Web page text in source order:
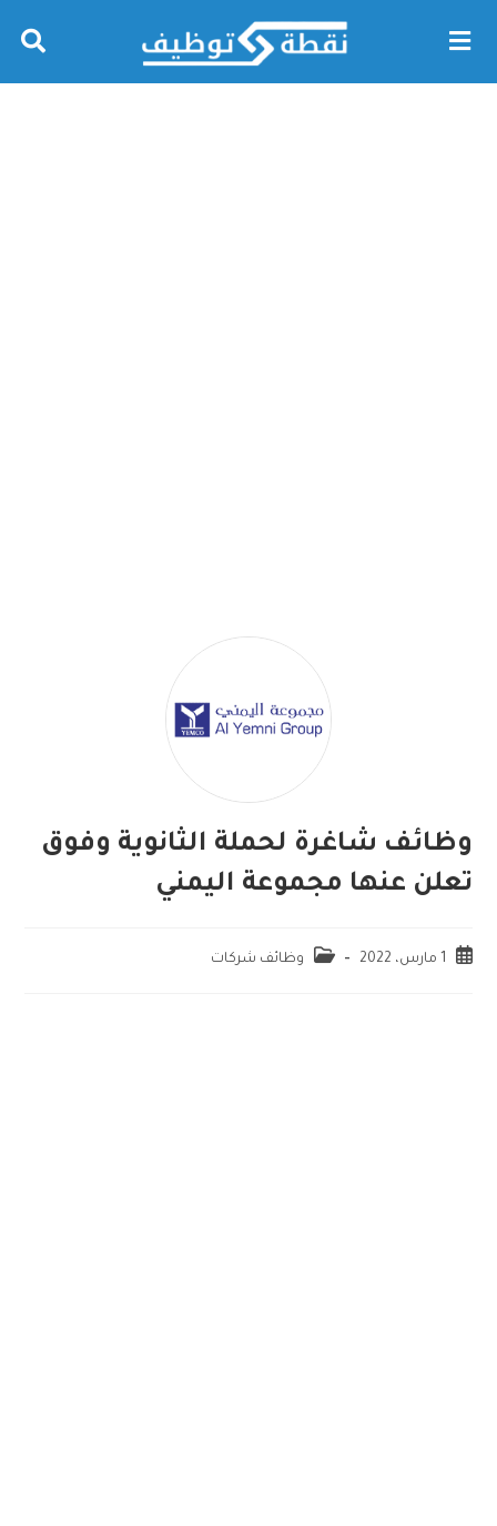
وظائف شاغرة لحملة الثانوية وفوق
تعلن عنها مجموعة اليمني
1 مارس، 2022 وظائف شركات